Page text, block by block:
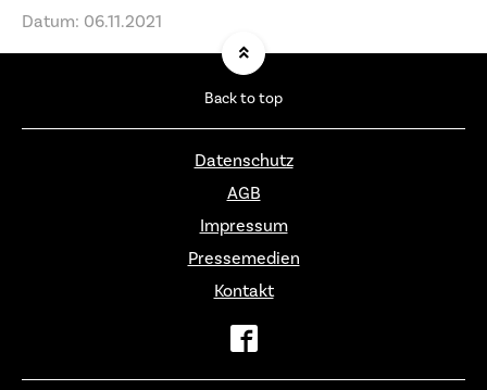
Datum: 06.11.2021
Back to top
Datenschutz
AGB
Impressum
Pressemedien
Kontakt